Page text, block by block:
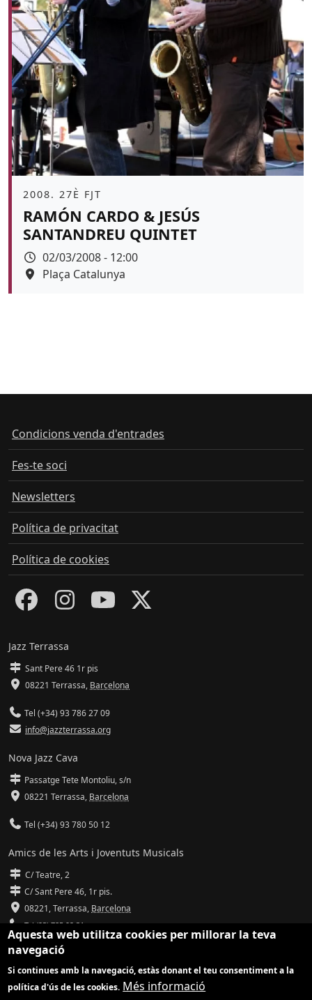
Àmbit
2008. 27È FJT
RAMÓN CARDO & JESÚS
SANTANDREU QUINTET
Data
02/03/2008 - 12:00
Espai
Plaça Catalunya
Condicions venda d'entrades
Fes-te soci
Newsletters
Política de privacitat
Política de cookies
Jazz Terrassa
Sant Pere 46 1r pis
08221 Terrassa, Barcelona
Tel (+34) 93 786 27 09
info@jazzterrassa.org
Nova Jazz Cava
Passatge Tete Montoliu, s/n
08221 Terrassa, Barcelona
Tel (+34) 93 780 50 12
Amics de les Arts i Joventuts Musicals
C/ Teatre, 2
C/ Sant Pere 46, 1r pis.
08221,Terrassa, Barcelona
Tel (93) 785 92 31
info@amicsdelesarts-jjmm.cat
www.amicsdelesarts-jjmm.cat
Aquesta web utilitza cookies per millorar la teva
navegació
Si continues amb la navegació, estàs donant el teu consentiment a la
política d'ús de les cookies. Més informació